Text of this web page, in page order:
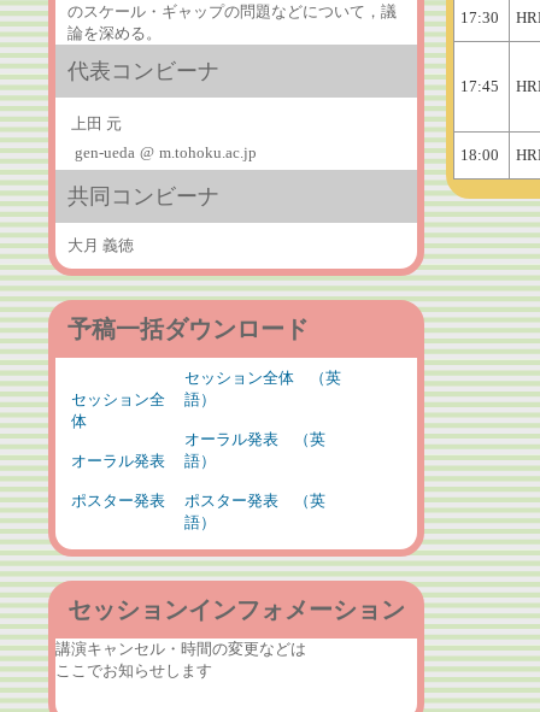
のスケール・ギャップの問題などについて，議
論を深める。
代表コンビーナ
上田 元
gen-ueda @ m.tohoku.ac.jp
共同コンビーナ
大月 義徳
予稿一括ダウンロード
セッション全
体
オーラル発表
ポスター発表
セッション全体 （英
語）
オーラル発表 （英
語）
ポスター発表 （英
語）
セッションインフォメーション
講演キャンセル・時間の変更などは
ここでお知らせします
17:30
17:45
18:00